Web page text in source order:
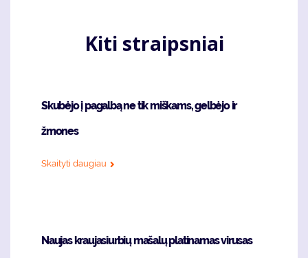
Kiti straipsniai
Skubėjo į pagalbą ne tik miškams, gelbėjo ir
žmones
Skaityti daugiau
Naujas kraujasiurbių mašalų platinamas virusas